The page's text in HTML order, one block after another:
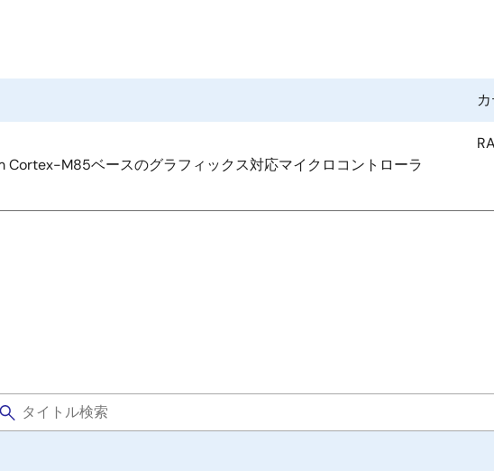
M85ベースのグラフィックス対応マイクロコントローラ